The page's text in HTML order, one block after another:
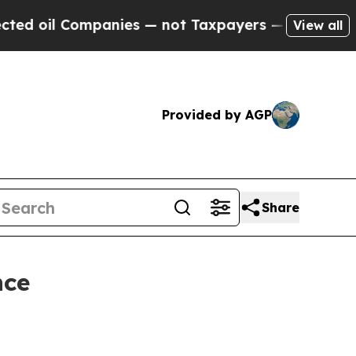
— not Taxpayers — the Chance to Cash
View all
Provided by AGP
Share